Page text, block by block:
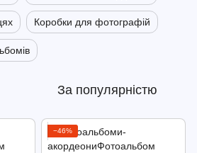
Коробки для фотографій
За популярністю
−46%